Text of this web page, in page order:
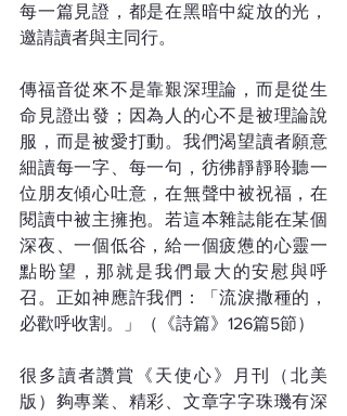
每一篇見證，都是在黑暗中綻放的光，
邀請讀者與主同行。
傳福音從來不是靠艱深理論，而是從生
命見證出發；因為人的心不是被理論說
服，而是被愛打動。我們渴望讀者願意
細讀每一字、每一句，彷彿靜靜聆聽一
位朋友傾心吐意，在無聲中被祝福，在
閱讀中被主擁抱。若這本雜誌能在某個
深夜、一個低谷，給一個疲憊的心靈一
點盼望，那就是我們最大的安慰與呼
召。正如神應許我們：「流淚撒種的，
必歡呼收割。」（《詩篇》126篇5節）
很多讀者讚賞《天使心》月刊（北美
版）夠專業、精彩、文章字字珠璣有深